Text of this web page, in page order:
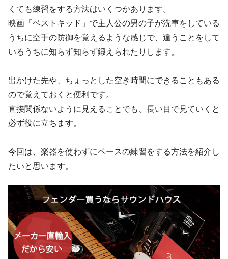
くても練習をする方法はいくつかあります。
映画「ベストキッド」で主人公の男の子が洗車をしている
うちに空手の防御を覚えるような感じで、違うことをして
いるうちに知らず知らず鍛えられたりします。
出かけた先や、ちょっとした空き時間にできることもある
ので覚えておくと便利です。
直接関係ないように見えることでも、長い目で見ていくと
必ず役に立ちます。
今回は、楽器を使わずにベースの練習をする方法を紹介し
たいと思います。